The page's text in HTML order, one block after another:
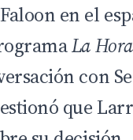
en el
La
con
que